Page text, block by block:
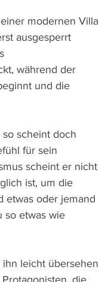
modernen Villa
ausgesperrt
während der
und die
scheint doch
für sein
scheint er nicht
ist, um die
etwas oder jemand
so etwas wie
ihn leicht übersehen
die